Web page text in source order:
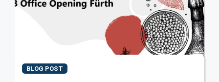
BLOG POST